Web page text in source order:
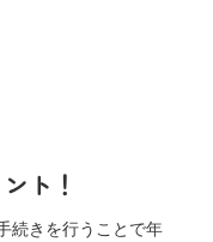
ト！
続きを行うことで年